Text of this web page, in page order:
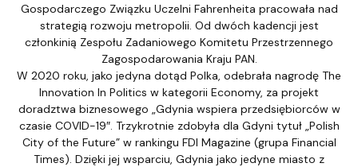
Gospodarczego Związku Uczelni Fahrenheita pracowała nad
strategią rozwoju metropolii. Od dwóch kadencji jest
członkinią Zespołu Zadaniowego Komitetu Przestrzennego
Zagospodarowania Kraju PAN.
W 2020 roku, jako jedyna dotąd Polka, odebrała nagrodę The
Innovation In Politics w kategorii Economy, za projekt
doradztwa biznesowego „Gdynia wspiera przedsiębiorców w
czasie COVID-19″. Trzykrotnie zdobyła dla Gdyni tytuł „Polish
City of the Future” w rankingu FDI Magazine (grupa Financial
Times). Dzięki jej wsparciu, Gdynia jako jedyne miasto z